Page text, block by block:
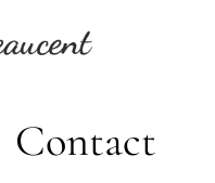
Contact